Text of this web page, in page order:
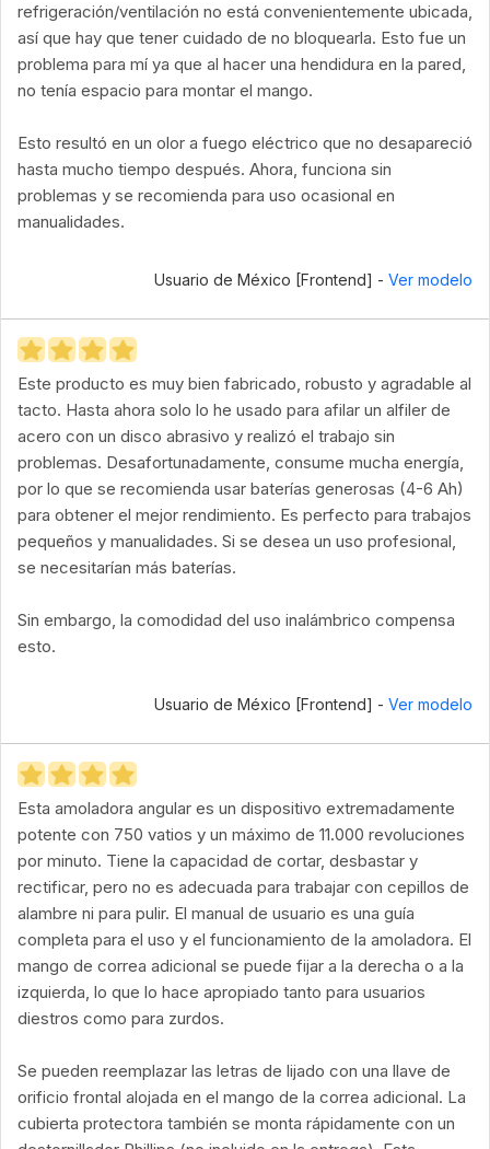
refrigeración/ventilación no está convenientemente ubicada,
así que hay que tener cuidado de no bloquearla. Esto fue un
problema para mí ya que al hacer una hendidura en la pared,
no tenía espacio para montar el mango.
Esto resultó en un olor a fuego eléctrico que no desapareció
hasta mucho tiempo después. Ahora, funciona sin
problemas y se recomienda para uso ocasional en
manualidades.
Usuario de México [Frontend] - Ver modelo
Este producto es muy bien fabricado, robusto y agradable al
tacto. Hasta ahora solo lo he usado para afilar un alfiler de
acero con un disco abrasivo y realizó el trabajo sin
problemas. Desafortunadamente, consume mucha energía,
por lo que se recomienda usar baterías generosas (4-6 Ah)
para obtener el mejor rendimiento. Es perfecto para trabajos
pequeños y manualidades. Si se desea un uso profesional,
se necesitarían más baterías.
Sin embargo, la comodidad del uso inalámbrico compensa
esto.
Usuario de México [Frontend] - Ver modelo
Esta amoladora angular es un dispositivo extremadamente
potente con 750 vatios y un máximo de 11.000 revoluciones
por minuto. Tiene la capacidad de cortar, desbastar y
rectificar, pero no es adecuada para trabajar con cepillos de
alambre ni para pulir. El manual de usuario es una guía
completa para el uso y el funcionamiento de la amoladora. El
mango de correa adicional se puede fijar a la derecha o a la
izquierda, lo que lo hace apropiado tanto para usuarios
diestros como para zurdos.
Se pueden reemplazar las letras de lijado con una llave de
orificio frontal alojada en el mango de la correa adicional. La
cubierta protectora también se monta rápidamente con un